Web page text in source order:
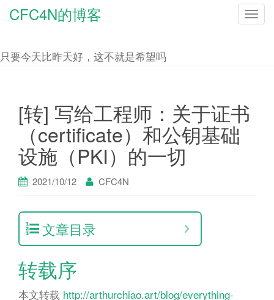
T
CFC4N的博客
只要今天比昨天好，这不就是希望吗
[转] 写给工程师：关于证书
（certificate）和公钥基础
设施（PKI）的一切
2021/10/12 CFC4N
文章目录
转载序
本文转载 http://arthurchiao.art/blog/everything-